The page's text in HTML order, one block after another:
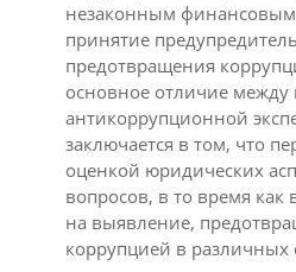
незаконным
принятие
предотвращения
основное отличие между
антикоррупционной
заключается в том, что
оценкой юридических
вопросов, в то время как
на выявление,
коррупцией в различных